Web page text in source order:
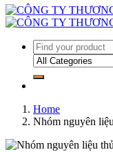
Home
Nhóm nguyên